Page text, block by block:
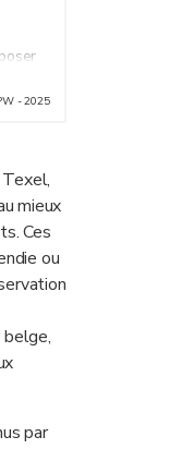
- 2025
mieux
Ces
ou
par